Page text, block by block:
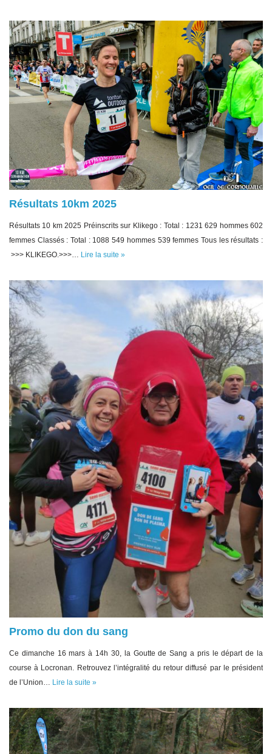
Résultats 10km 2025
Résultats 10 km 2025 Préinscrits sur Klikego : Total : 1231 629 hommes 602
femmes Classés : Total : 1088 549 hommes 539 femmes Tous les résultats :
>>> KLIKEGO.>>>… Lire la suite »
Promo du don du sang
Ce dimanche 16 mars à 14h 30, la Goutte de Sang a pris le départ de la
course à Locronan. Retrouvez l’intégralité du retour diffusé par le président
de l’Union… Lire la suite »